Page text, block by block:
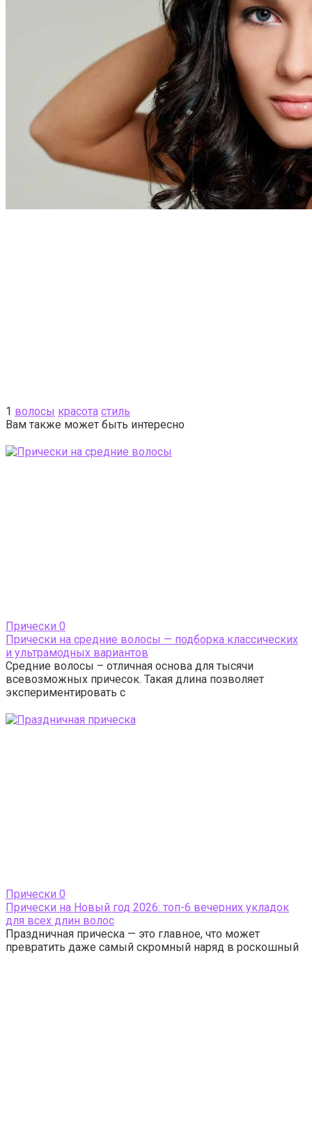
1 волосы красота стиль
Вам также может быть интересно
Прически 0
Прически на средние волосы — подборка классических
и ультрамодных вариантов
Средние волосы – отличная основа для тысячи
всевозможных причесок. Такая длина позволяет
экспериментировать с
Прически 0
Прически на Новый год 2026: топ-6 вечерних укладок
для всех длин волос
Праздничная прическа — это главное, что может
превратить даже самый скромный наряд в роскошный